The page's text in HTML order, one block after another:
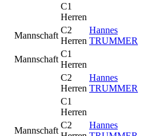
C1
Herren
Mannschaft
C2
Herren
Hannes
TRUMMER
Mannschaft
C1
Herren
C2
Herren
Hannes
TRUMMER
C1
Herren
Mannschaft
C2
Hannes